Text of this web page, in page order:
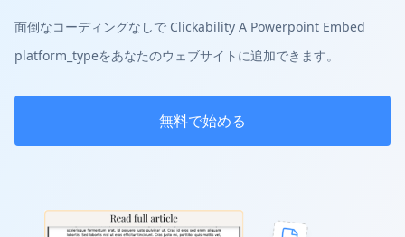
面倒なコーディングなしで Clickability A Powerpoint Embed
platform_typeをあなたのウェブサイトに追加できます。
無料で始める